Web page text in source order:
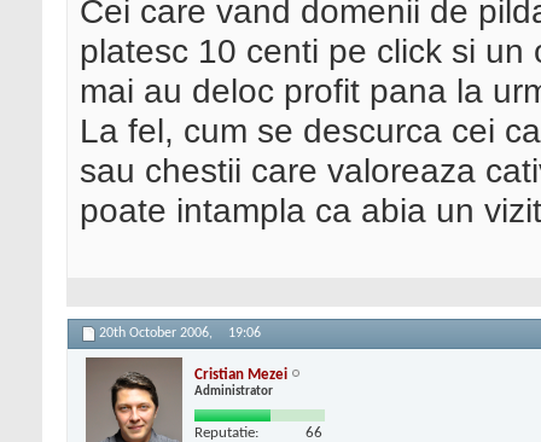
Cei care vand domenii de
platesc 10 centi pe click si
mai au deloc profit pana la
La fel, cum se descurca cei
sau chestii care valoreaza
poate intampla ca abia un
20th October 2006, 19:06
Cristian Mezei
Administrator
Reputatie: 66